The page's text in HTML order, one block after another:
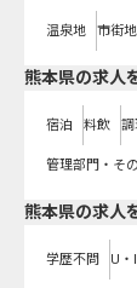
温泉地 市街地
熊本県の求人
宿泊 料飲 調
管理部門・そ
熊本県の求人
学歴不問 U・